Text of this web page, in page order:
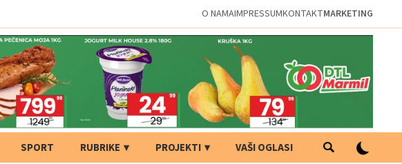
O NAMAIMPRESSUMKONTAKTMARKETING
SPORT RUBRIKE PROJEKTI VAŠI OGLASI